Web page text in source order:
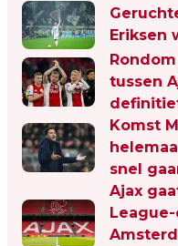
Eriksen
tussen
Komst
snel
Ajax